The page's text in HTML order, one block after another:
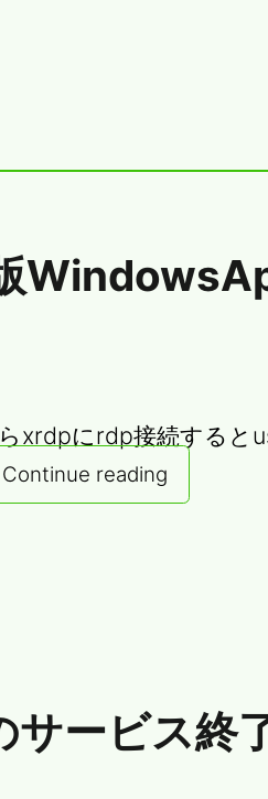
xrdpにrdp接続すると
Continue reading
サービス終